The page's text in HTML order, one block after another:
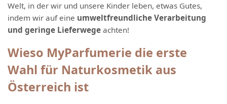
Welt, in der wir und unsere Kinder leben, etwas Gutes,
indem wir auf eine umweltfreundliche Verarbeitung
und geringe Lieferwege achten!
Wieso MyParfumerie die erste
Wahl für Naturkosmetik aus
Österreich ist